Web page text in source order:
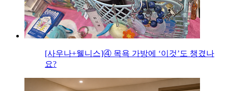
[사우나+웰니스]④ 목욕 가방에 ‘이것’도 챙겼나
요?